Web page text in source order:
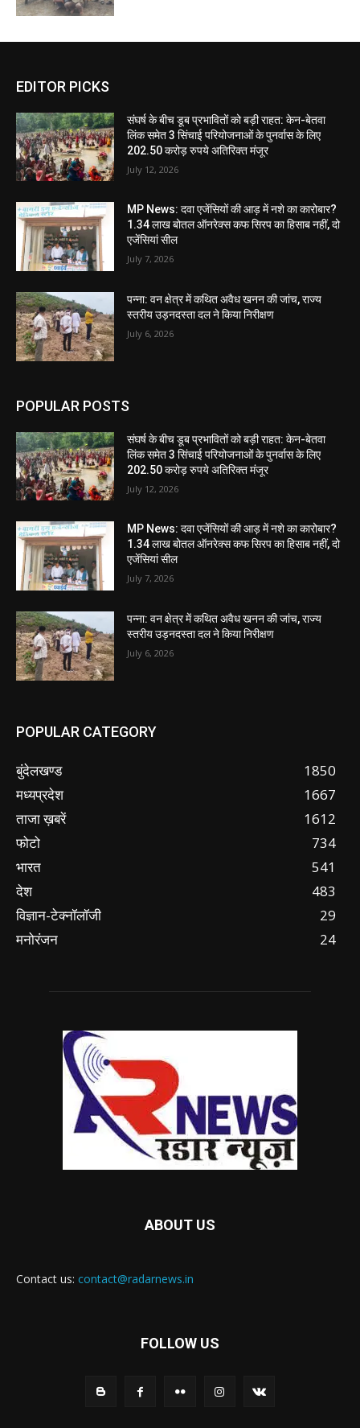
EDITOR PICKS
संघर्ष के बीच डूब प्रभावितों को बड़ी राहत: केन-बेतवा
लिंक समेत 3 सिंचाई परियोजनाओं के पुनर्वास के लिए
202.50 करोड़ रुपये अतिरिक्त मंजूर
July 12, 2026
MP News: दवा एजेंसियों की आड़ में नशे का कारोबार?
1.34 लाख बोतल ऑनरेक्स कफ सिरप का हिसाब नहीं, दो
एजेंसियां सील
July 7, 2026
पन्ना: वन क्षेत्र में कथित अवैध खनन की जांच, राज्य
स्तरीय उड़नदस्ता दल ने किया निरीक्षण
July 6, 2026
POPULAR POSTS
संघर्ष के बीच डूब प्रभावितों को बड़ी राहत: केन-बेतवा
लिंक समेत 3 सिंचाई परियोजनाओं के पुनर्वास के लिए
202.50 करोड़ रुपये अतिरिक्त मंजूर
July 12, 2026
MP News: दवा एजेंसियों की आड़ में नशे का कारोबार?
1.34 लाख बोतल ऑनरेक्स कफ सिरप का हिसाब नहीं, दो
एजेंसियां सील
July 7, 2026
पन्ना: वन क्षेत्र में कथित अवैध खनन की जांच, राज्य
स्तरीय उड़नदस्ता दल ने किया निरीक्षण
July 6, 2026
POPULAR CATEGORY
बुंदेलखण्ड
1850
मध्यप्रदेश
1667
ताजा ख़बरें
1612
फोटो
734
भारत
541
देश
483
विज्ञान-टेक्नॉलॉजी
29
मनोरंजन
24
ABOUT US
Contact us: contact@radarnews.in
FOLLOW US